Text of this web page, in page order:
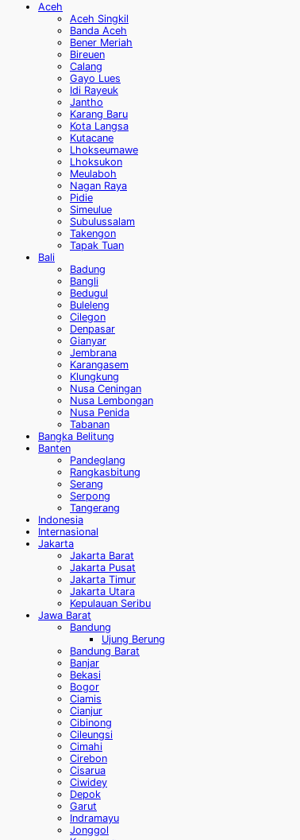
Aceh
Aceh Singkil
Banda Aceh
Bener Meriah
Bireuen
Calang
Gayo Lues
Idi Rayeuk
Jantho
Karang Baru
Kota Langsa
Kutacane
Lhokseumawe
Lhoksukon
Meulaboh
Nagan Raya
Pidie
Simeulue
Subulussalam
Takengon
Tapak Tuan
Bali
Badung
Bangli
Bedugul
Buleleng
Cilegon
Denpasar
Gianyar
Jembrana
Karangasem
Klungkung
Nusa Ceningan
Nusa Lembongan
Nusa Penida
Tabanan
Bangka Belitung
Banten
Pandeglang
Rangkasbitung
Serang
Serpong
Tangerang
Indonesia
Internasional
Jakarta
Jakarta Barat
Jakarta Pusat
Jakarta Timur
Jakarta Utara
Kepulauan Seribu
Jawa Barat
Bandung
Ujung Berung
Bandung Barat
Banjar
Bekasi
Bogor
Ciamis
Cianjur
Cibinong
Cileungsi
Cimahi
Cirebon
Cisarua
Ciwidey
Depok
Garut
Indramayu
Jonggol